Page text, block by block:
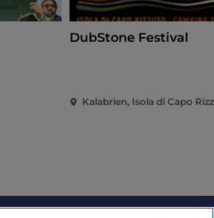
DubStone Festival
Kalabrien, Isola di Capo